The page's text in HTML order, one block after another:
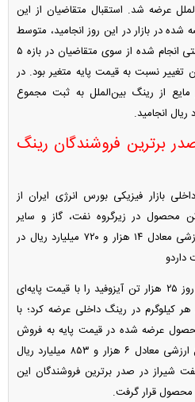
عرضه شد. استقبال متقاضیان از این
در بازار در این روز انجامید، متوسط
قیمت فروش با توجه به رقابت قیمتی انجام شده از سوی متقاضیان در بازه ۵
تغییر نسبت به قیمت پایه متغیر بود. در
از رینگ بین‌الملل به ثبت مجموع
برترین فروشندگان رینگ
بازار فیزیکی بورس انرژی ایران از
مجموعا ۴۸ هزار و ۹۸۰ تن محصول در زیرگروه نفت، گاز و سایر
حامل‌های انرژی و ثبت مجموع ارزشی معادل ۱۴ هزار و ۷۲۰ میلیارد ریال در
داردو
شرکت پالایش نفت شیراز در این روز ۲۵ هزار تن آیزوفید را با قیمت پایه‌ای
ریال به ازای هر کیلوگرم در رینگ داخلی عرضه کرد؛ با
عرضه شده در قیمت پایه به فروش
رفت و این معامله به ثبت مجموع ارزشی معادل ۶ هزار و ۸۵۳ میلیارد ریال
شیراز در صدر برترین فروشندگان این
قرار گرفت.